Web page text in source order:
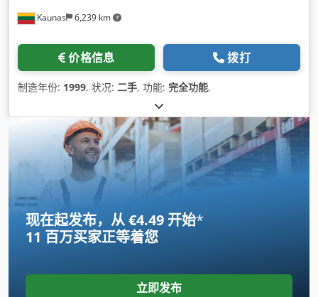
Kaunas 6,239 km
价格信息 拨打
制造年份: 1999, 状况: 二手, 功能: 完全功能,
现在起发布，从 €4.49 开始*
11 百万买家正等着您
立即发布